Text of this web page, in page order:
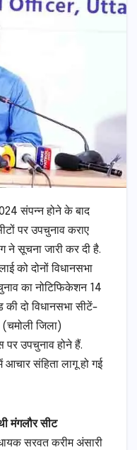
संपन्न होने के बाद
पर उपचुनाव कराए
ने सूचना जारी कर दी है.
को दोनों विधानसभा
का नोटिफिकेशन 14
की दो विधानसभा सीटें-
(चमोली जिला)
पर उपचुनाव होने हैं.
आचार संहिता लागू हो गई
मंगलौर सीट
सरवत करीम अंसारी